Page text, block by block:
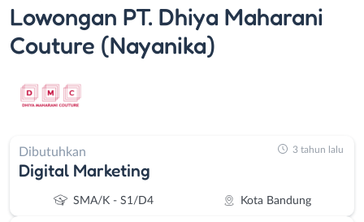
Lowongan PT. Dhiya Maharani
Couture (Nayanika)
Dibutuhkan
Digital Marketing
SMA/K - S1/D4 Kota Bandung
3 tahun lalu